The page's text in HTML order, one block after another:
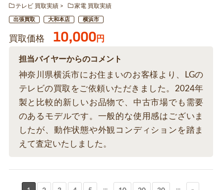
テレビ 買取実績
家電 買取実績
出張買取 大和本店 横浜市
買取価格 10,000円
担当バイヤーからのコメント
神奈川県横浜市にお住まいのお客様より、LGの
テレビの買取をご依頼いただきました。2024年
製と比較的新しいお品物で、中古市場でも需要
のあるモデルです。一般的な使用感はございま
したが、動作状態や外観コンディションを踏ま
えて査定いたしました。
... ...